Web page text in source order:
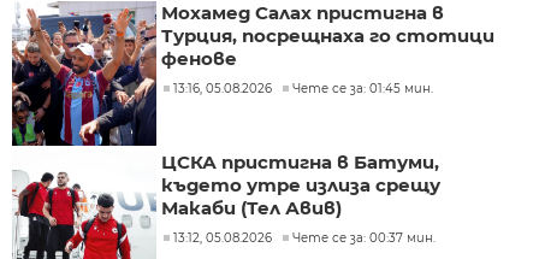
Мохамед Салах пристигна в
Турция, посрещнаха го стотици
фенове
13:16, 05.08.2026 Чете се за: 01:45 мин.
ЦСКА пристигна в Батуми,
където утре излиза срещу
Макаби (Тел Авив)
13:12, 05.08.2026 Чете се за: 00:37 мин.